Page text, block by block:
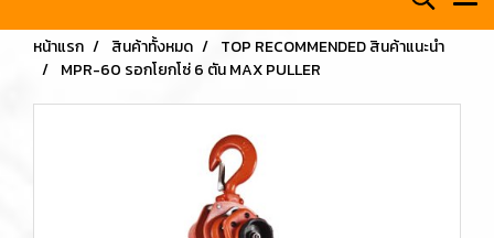
หน้าแรก สินค้าทั้งหมด
TOP RECOMMENDED สินค้าแนะนำ
MPR-60 รอกโยกโซ่ 6 ตัน MAX PULLER